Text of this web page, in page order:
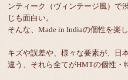
ンティーク（ヴィンテージ風）で
じも面白い。
そんな、Made in Indiaの個性を楽
キズや誤差や、様々な要素が、日
違う、それら全てがHMTの個性・